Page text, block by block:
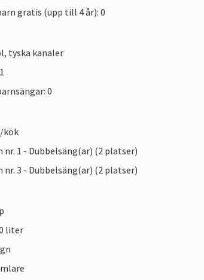
gratis (upp till 4 år): 0
tyska kanaler
0
kök
nr. 1 - Dubbelsäng(ar) (2 platser)
nr. 3 - Dubbelsäng(ar) (2 platser)
liter